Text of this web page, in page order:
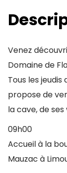
Venez
Domaine de
Tous les jeudis
propose de
la cave, de
09h00
Accueil à la
Mauzac à